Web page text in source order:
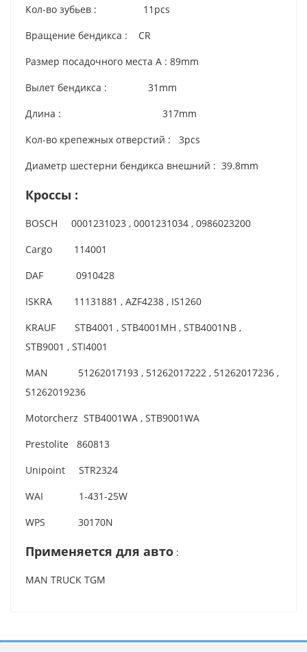
Кол-во зубьев : 11pcs
Вращение бендикса : CR
Размер посадочного места А : 89mm
Вылет бендикса : 31mm
Длина : 317mm
Кол-во крепежных отверстий : 3pcs
Диаметр шестерни бендикса внешний : 39.8mm
Кроссы :
BOSCH 0001231023 , 0001231034 , 0986023200
Cargo 114001
DAF 0910428
ISKRA 11131881 , AZF4238 , IS1260
KRAUF STB4001 , STB4001MH , STB4001NB ,
STB9001 , STI4001
MAN 51262017193 , 51262017222 , 51262017236 ,
51262019236
Motorcherz STB4001WA , STB9001WA
Prestolite 860813
Unipoint STR2324
WAI 1-431-25W
WPS 30170N
Применяется для авто :
MAN TRUCK TGM